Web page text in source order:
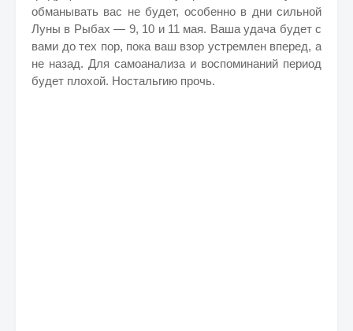
обманывать вас не будет, особенно в дни сильной
Луны в Рыбах — 9, 10 и 11 мая. Ваша удача будет с
вами до тех пор, пока ваш взор устремлен вперед, а
не назад. Для самоанализа и воспоминаний период
будет плохой. Ностальгию прочь.